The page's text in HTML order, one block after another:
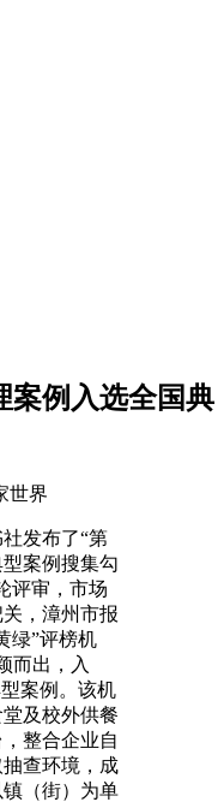
案例入选全国典
世界
发布了“第
案例搜集勾
评审，市场
，漳州市报
绿”评榜机
而出，入
案例。该机
及校外供餐
整合企业自
查环境，成
（街）为单